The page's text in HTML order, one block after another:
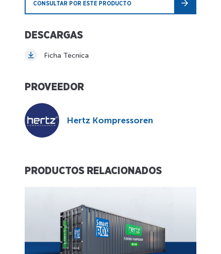
CONSULTAR POR ESTE PRODUCTO
DESCARGAS
Ficha Técnica
PROVEEDOR
Hertz Kompressoren
PRODUCTOS RELACIONADOS